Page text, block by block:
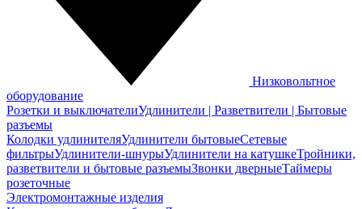
Низковольтное
оборудование
Розетки и выключателиУдлинители | Разветвители | Бытовые
разъемы
Колодки удлинителяУдлинители бытовыеСетевые
фильтрыУдлинители-шнурыУдлинители на катушкеТройники,
разветвители и бытовые разъемыЗвонки дверныеТаймеры
розеточные
Электромонтажные изделия